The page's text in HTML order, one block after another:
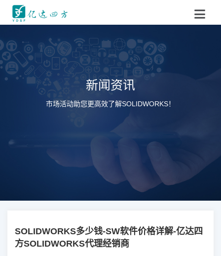
新闻资讯
市场活动助您更高效了解SOLIDWORKS！
SOLIDWORKS多少钱-SW软件价格详解-亿达四
方SOLIDWORKS代理经销商